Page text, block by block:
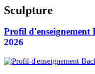
Sculpture
Profil
2026